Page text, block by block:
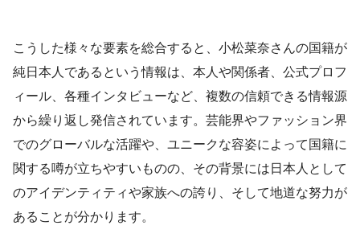
こうした様々な要素を総合すると、小松菜奈さんの国籍が
純日本人であるという情報は、本人や関係者、公式プロフ
ィール、各種インタビューなど、複数の信頼できる情報源
から繰り返し発信されています。芸能界やファッション界
でのグローバルな活躍や、ユニークな容姿によって国籍に
関する噂が立ちやすいものの、その背景には日本人として
のアイデンティティや家族への誇り、そして地道な努力が
あることが分かります。